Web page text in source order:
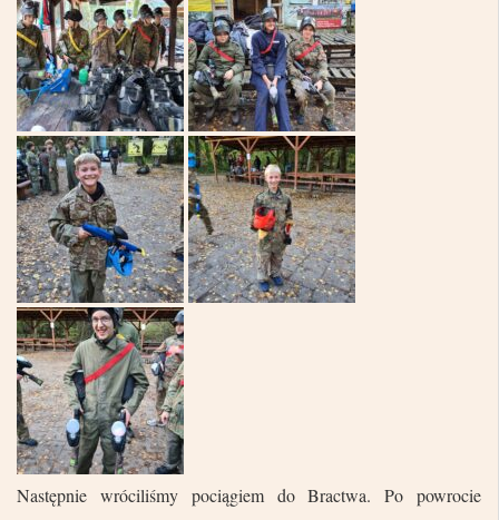
Następnie wróciliśmy pociągiem do Bractwa. Po powrocie